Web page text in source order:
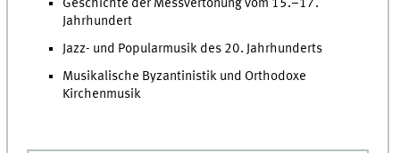
Geschichte der Messvertonung vom 15.–17.
Jahrhundert
Jazz- und Popularmusik des 20. Jahrhunderts
Musikalische Byzantinistik und Orthodoxe
Kirchenmusik